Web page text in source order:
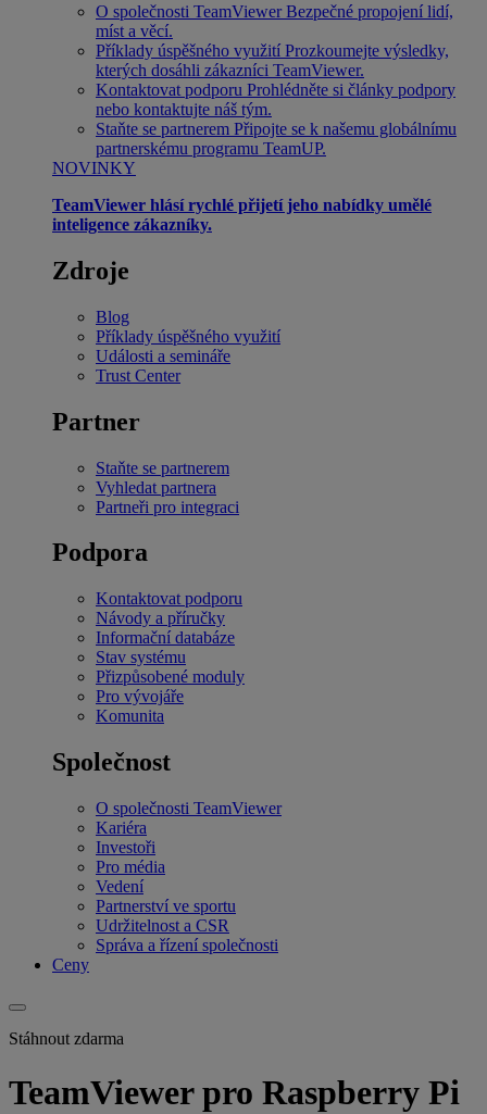
O společnosti TeamViewer Bezpečné propojení lidí,
míst a věcí.
Příklady úspěšného využití Prozkoumejte výsledky,
kterých dosáhli zákazníci TeamViewer.
Kontaktovat podporu Prohlédněte si články podpory
nebo kontaktujte náš tým.
Staňte se partnerem Připojte se k našemu globálnímu
partnerskému programu TeamUP.
NOVINKY
TeamViewer hlásí rychlé přijetí jeho nabídky umělé
inteligence zákazníky.
Zdroje
Blog
Příklady úspěšného využití
Události a semináře
Trust Center
Partner
Staňte se partnerem
Vyhledat partnera
Partneři pro integraci
Podpora
Kontaktovat podporu
Návody a příručky
Informační databáze
Stav systému
Přizpůsobené moduly
Pro vývojáře
Komunita
Společnost
O společnosti TeamViewer
Kariéra
Investoři
Pro média
Vedení
Partnerství ve sportu
Udržitelnost a CSR
Správa a řízení společnosti
Ceny
Stáhnout zdarma
TeamViewer pro Raspberry Pi